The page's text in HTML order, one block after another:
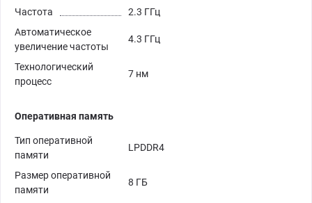
Частота
2.3 ГГц
Автоматическое
увеличение частоты
4.3 ГГц
Технологический
процесс
7 нм
Оперативная память
Тип оперативной
памяти
LPDDR4
Размер оперативной
памяти
8 ГБ